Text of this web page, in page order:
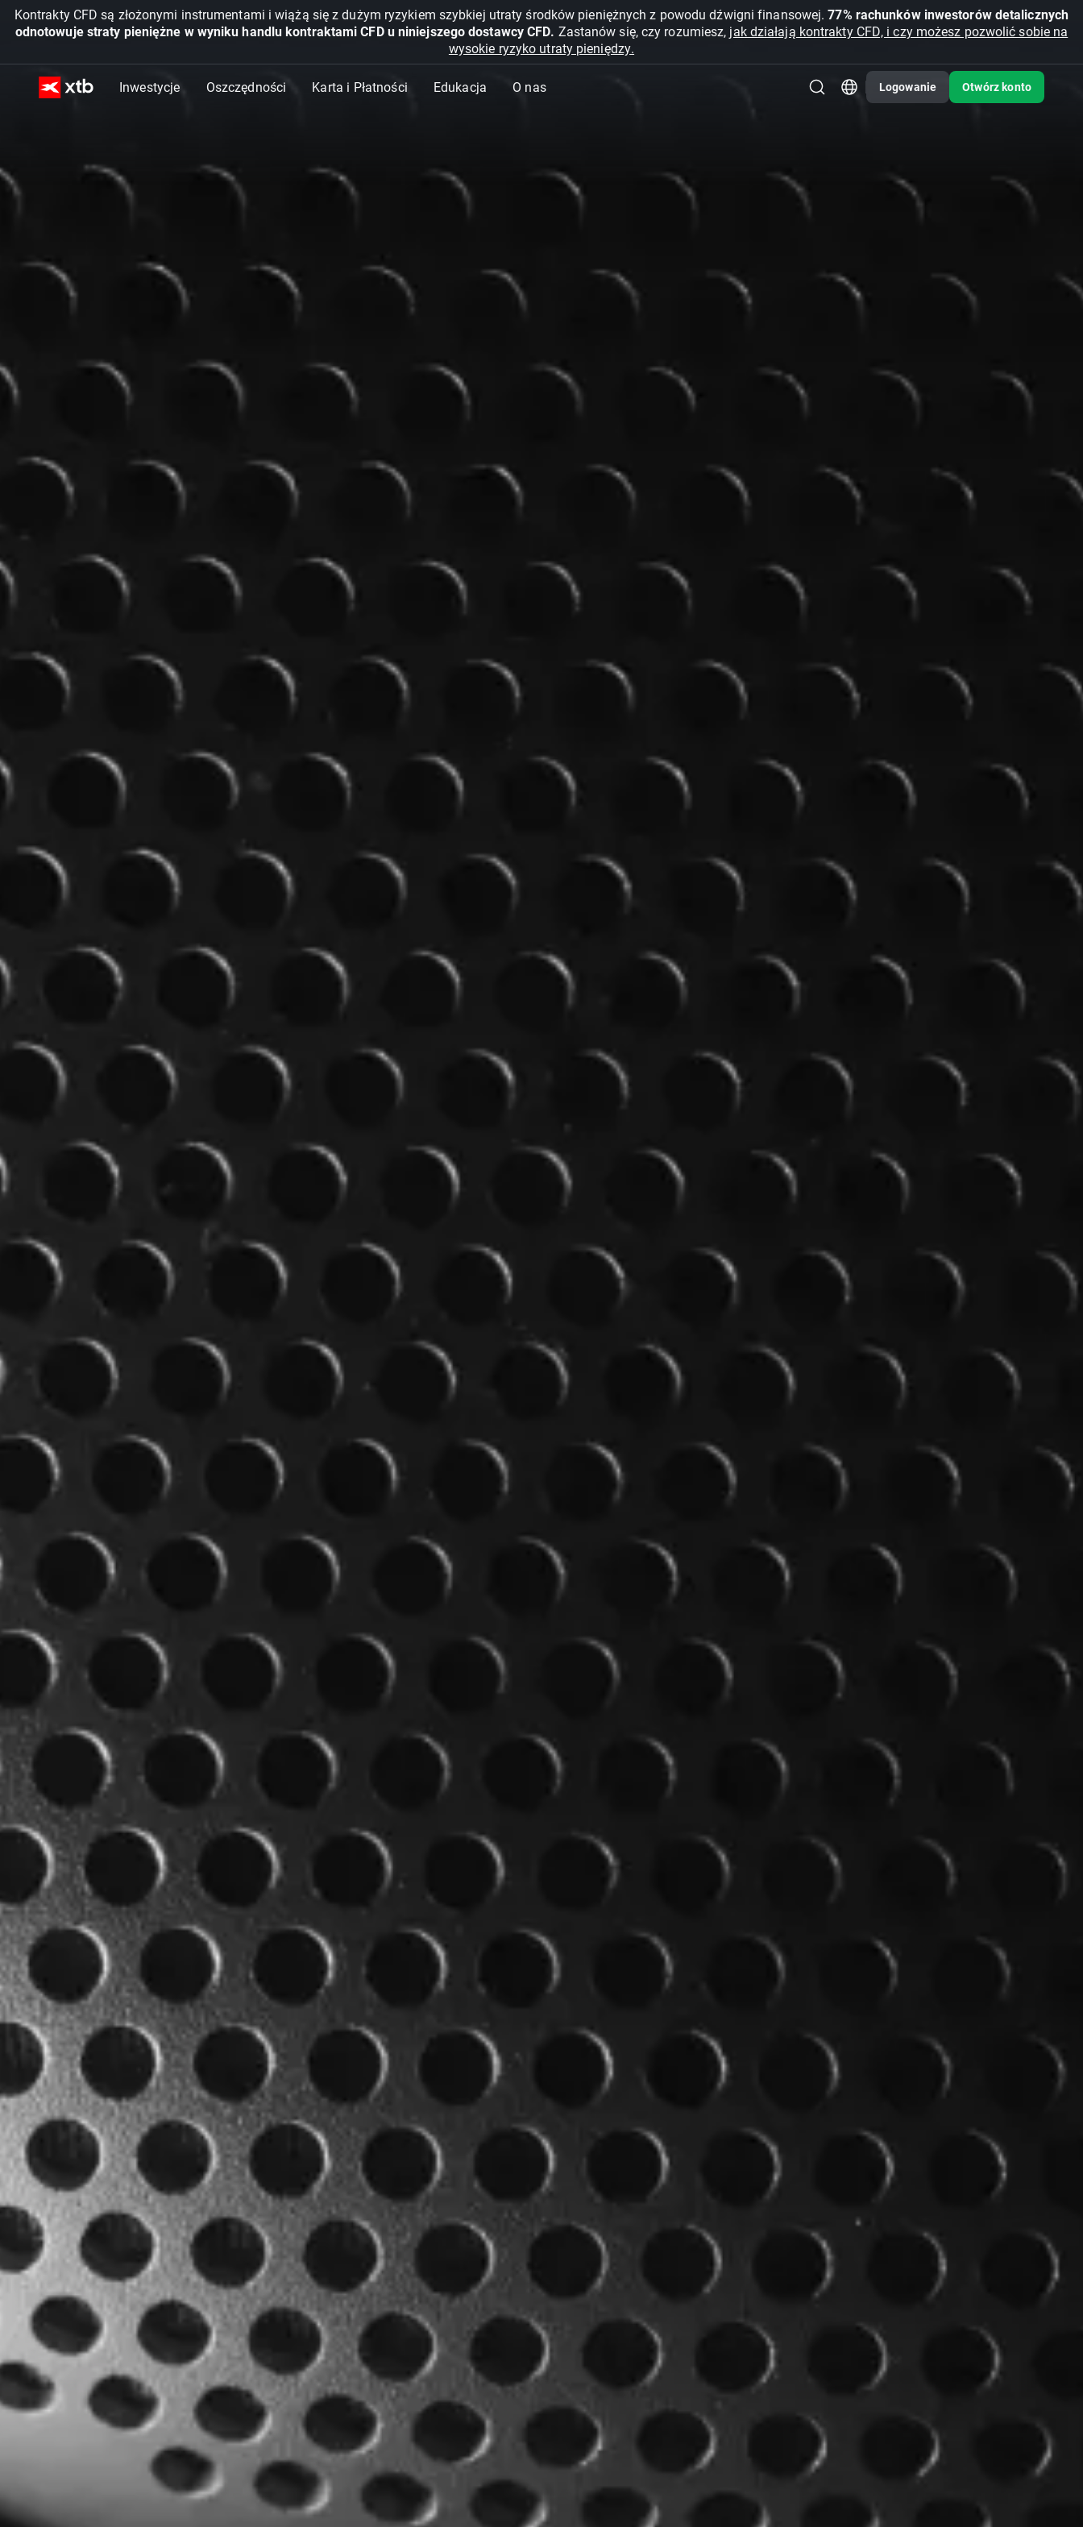
Kontrakty CFD są złożonymi instrumentami i wiążą się z dużym ryzykiem szybkiej utraty środków pieniężnych z powodu dźwigni finansowej.77% rachunków inwestorów detalicznych
odnotowuje straty pieniężne w wyniku handlu kontraktami CFD u niniejszego dostawcy CFD. Zastanów się, czy rozumiesz, jak działają kontrakty CFD, i czy możesz pozwolić sobie na
wysokie ryzyko utraty pieniędzy.
Inwestycje Oszczędności Karta i Płatności Edukacja O nas Logowanie Otwórz konto